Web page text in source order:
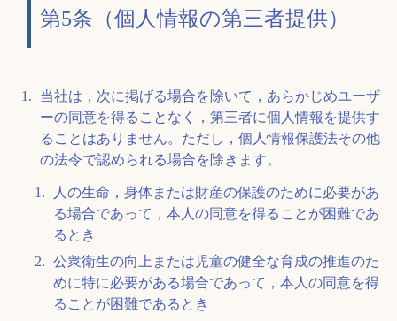
第5条（個人情報の第三者提供）
当社は，次に掲げる場合を除いて，あらかじめユーザ
ーの同意を得ることなく，第三者に個人情報を提供す
ることはありません。ただし，個人情報保護法その他
の法令で認められる場合を除きます。
人の生命，身体または財産の保護のために必要があ
る場合であって，本人の同意を得ることが困難であ
るとき
公衆衛生の向上または児童の健全な育成の推進のた
めに特に必要がある場合であって，本人の同意を得
ることが困難であるとき